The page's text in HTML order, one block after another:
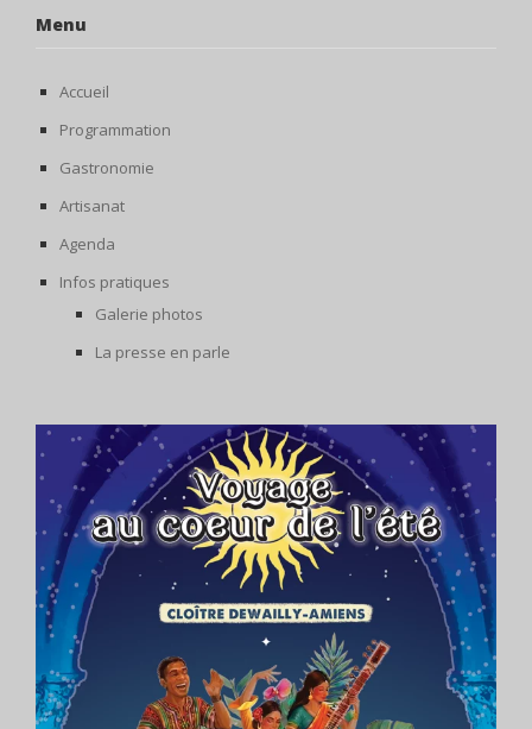
Menu
Accueil
Programmation
Gastronomie
Artisanat
Agenda
Infos pratiques
Galerie photos
La presse en parle